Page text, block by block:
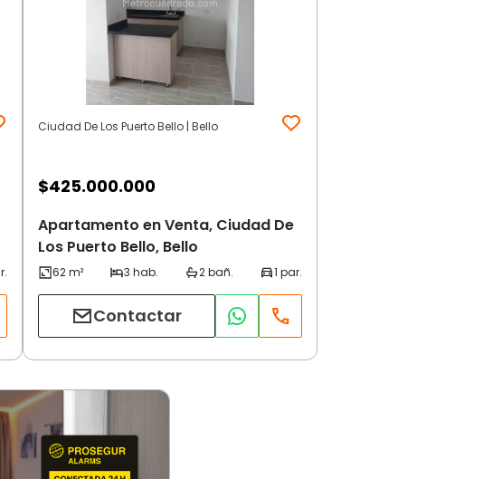
Ciudad De Los Puerto Bello | Bello
$425.000.000
Apartamento en Venta, Ciudad De
Los Puerto Bello, Bello
Contactar